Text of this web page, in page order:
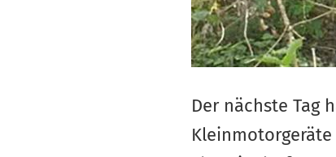
Der nächste Tag